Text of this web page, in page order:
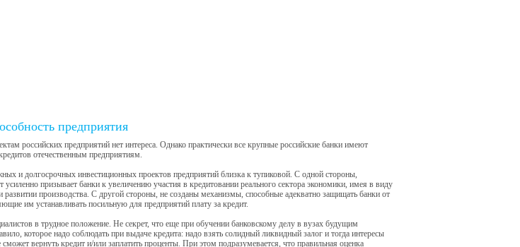
предприятия
российских предприятий нет интереса. Однако практически все крупные российские банки имеют
отечественным предприятиям.
и долгосрочных инвестиционных проектов предприятий близка к тупиковой. С одной стороны,
усиленно призывает банки к увеличению участия в кредитовании реального сектора экономики, имея в виду
производства. С другой стороны, не созданы механизмы, способные адекватно защищать банки от
им устанавливать посильную для предприятий плату за кредит.
в трудное положение. Не секрет, что еще при обучении банковскому делу в вузах будущим
которое надо соблюдать при выдаче кредита: надо взять солидный ликвидный залог и тогда интересы
вернуть кредит и/или заплатить проценты. При этом подразумевается, что правильная оценка